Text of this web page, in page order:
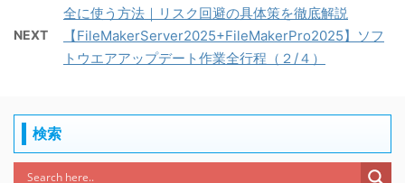
全に使う方法｜リスク回避の具体策を徹底解説
NEXT
【FileMakerServer2025+FileMakerPro2025】ソフ
トウエアアップデート作業全行程（２/４）
検索